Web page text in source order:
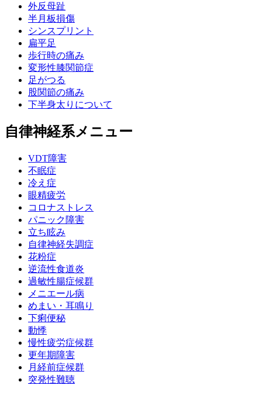
外反母趾
半月板損傷
シンスプリント
扁平足
歩行時の痛み
変形性膝関節症
足がつる
股関節の痛み
下半身太りについて
自律神経系メニュー
VDT障害
不眠症
冷え症
眼精疲労
コロナストレス
パニック障害
立ち眩み
自律神経失調症
花粉症
逆流性食道炎
過敏性腸症候群
メニエール病
めまい・耳鳴り
下痢便秘
動悸
慢性疲労症候群
更年期障害
月経前症候群
突発性難聴